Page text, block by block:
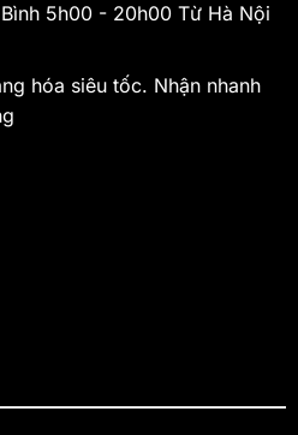
5h00 - 20h00 Từ Hà Nội
hóa siêu tốc. Nhận nhanh